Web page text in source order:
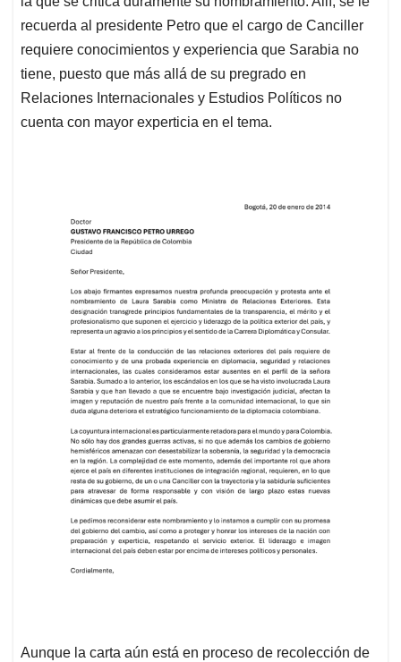
recuerda al presidente Petro que el cargo de Canciller
requiere conocimientos y experiencia que Sarabia no
tiene, puesto que más allá de su pregrado en
Relaciones Internacionales y Estudios Políticos no
cuenta con mayor experticia en el tema.
Aunque la carta aún está en proceso de recolección de